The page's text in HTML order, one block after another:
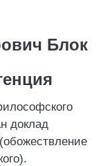
Блок
доклад